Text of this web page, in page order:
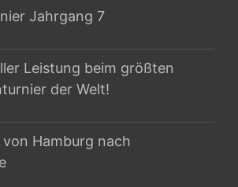
Jahrgang 7
Leistung beim größten
der Welt!
Hamburg nach